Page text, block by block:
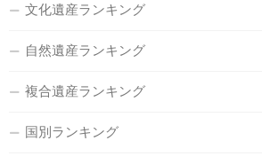
文化遺産ランキング
自然遺産ランキング
複合遺産ランキング
国別ランキング